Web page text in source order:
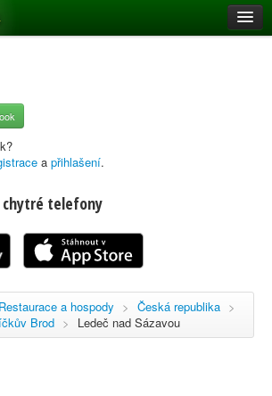
a přihlašení.
chytré telefony
Restaurace a hospody > Česká republika >
Brod > Ledeč nad Sázavou